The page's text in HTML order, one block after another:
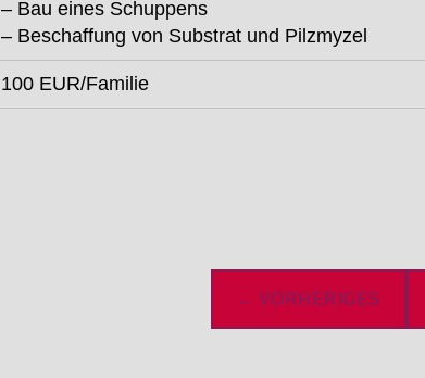
– Bau eines Schuppens
– Beschaffung von Substrat und Pilzmyzel
100 EUR/Familie
← VORHERIGES